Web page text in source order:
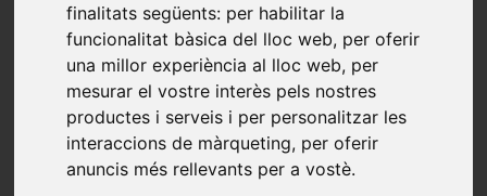
finalitats següents: per habilitar la
funcionalitat bàsica del lloc web, per oferir
una millor experiència al lloc web, per
mesurar el vostre interès pels nostres
productes i serveis i per personalitzar les
interaccions de màrqueting, per oferir
anuncis més rellevants per a vostè.
El resultat d’una cuina que
combina el disseny rústic i
modern, amb tocs de fusta i
marbre negre.